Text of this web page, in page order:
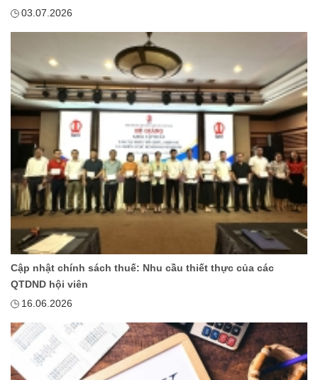
03.07.2026
Cập nhật chính sách thuế: Nhu cầu thiết thực của các
QTDND hội viên
16.06.2026